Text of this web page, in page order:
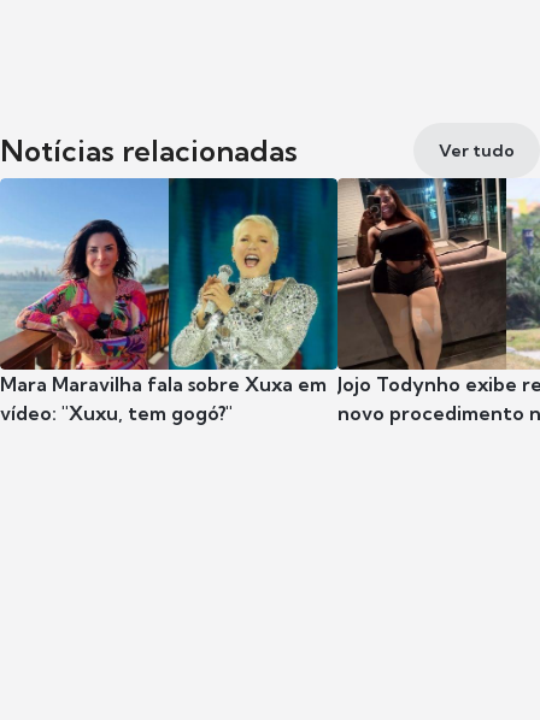
Notícias relacionadas Ver tudo
Mara Maravilha fala sobre Xuxa em
vídeo: "Xuxu, tem gogó?"
Jojo Todynho exibe
novo procedimento